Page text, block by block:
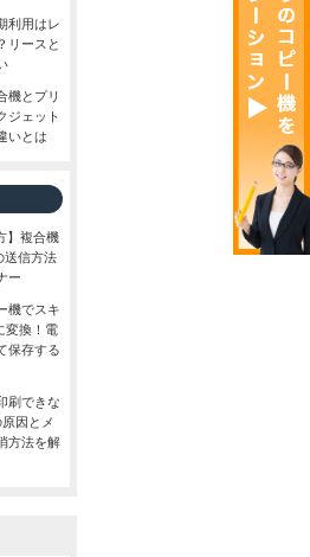
利用はレ
リースと
機とプリ
ジェット
いとは
】複合機
送信方法
ー
機でスキ
変換！電
保存する
刷できな
因とメ
方法を解